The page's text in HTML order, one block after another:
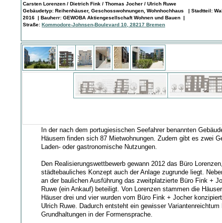
Carsten Lorenzen / Dietrich Fink / Thomas Jocher / Ulrich Ruwe
Gebäudetyp: Reihenhäuser, Geschosswohnungen, Wohnhochhaus | Stadtteil:
2016 | Bauherr: GEWOBA Aktiengesellschaft Wohnen und Bauen |
Straße:Kommodore-Johnsen-Boulevard 10, 28217 Bremen
In der nach dem portugiesischen Seefahrer benannten
Häusern finden sich 87 Mietwohnungen. Zudem gibt es zwei
Laden- oder gastronomische Nutzungen.
Den Realisierungswettbewerb gewann 2012 das Büro
städtebauliches Konzept auch der Anlage zugrunde liegt.
an der baulichen Ausführung das zweitplatzierte Büro Fink +
Ruwe (ein Ankauf) beteiligt. Von Lorenzen stammen die
Häuser drei und vier wurden vom Büro Fink + Jocher
Ulrich Ruwe. Dadurch entsteht ein gewisser Variantenreichtum
Grundhaltungen in der Formensprache.